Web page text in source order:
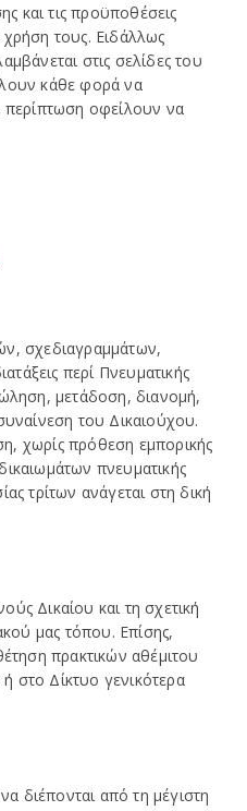
και τις προϋποθέσεις
τους. Ειδάλλως
στις σελίδες του
κάθε φορά να
περίπτωση οφείλουν να
σχεδιαγραμμάτων,
περί Πνευματικής
μετάδοση, διανομή,
του Δικαιούχου.
χωρίς πρόθεση εμπορικής
πνευματικής
τρίτων ανάγεται στη δική
Δικαίου και τη σχετική
μας τόπου. Επίσης,
πρακτικών αθέμιτου
στο Δίκτυο γενικότερα
διέπονται από τη μέγιστη